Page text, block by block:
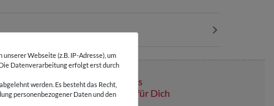
Über 110 Gratis
Schnittmuster für Dich
Webseite (z.B. IP-Adresse), um
Datenverarbeitung erfolgt erst durch
werden. Es besteht das Recht,
personenbezogener Daten und den